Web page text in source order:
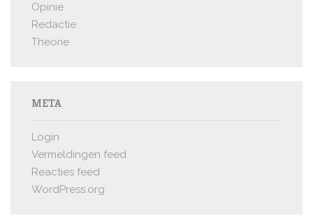
Opinie
Redactie
Theorie
META
Login
Vermeldingen feed
Reacties feed
WordPress.org